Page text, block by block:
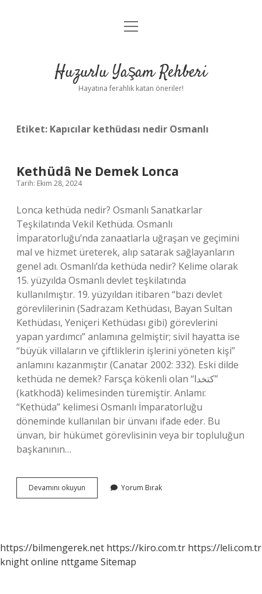
Anasayfa
Yasal Uyarı
menüyü
Huzurlu Yaşam Rehberi
Hayatına ferahlık katan öneriler!
Etiket: Kapıcılar kethüdası nedir Osmanlı
Kethüdâ Ne Demek Lonca
Tarih: Ekim 28, 2024
Lonca kethüda nedir? Osmanlı Sanatkarlar
Teşkilatında Vekil Kethüda. Osmanlı
İmparatorluğu’nda zanaatlarla uğraşan ve geçimini
mal ve hizmet üreterek, alıp satarak sağlayanların
genel adı. Osmanlı’da kethüda nedir? Kelime olarak
15. yüzyılda Osmanlı devlet teşkilatında
kullanılmıştır. 19. yüzyıldan itibaren “bazı devlet
görevlilerinin (Sadrazam Kethüdası, Bayan Sultan
Kethüdası, Yeniçeri Kethüdası gibi) görevlerini
yapan yardımcı” anlamına gelmiştir; sivil hayatta ise
“büyük villaların ve çiftliklerin işlerini yöneten kişi”
anlamını kazanmıştır (Canatar 2002: 332). Eski dilde
kethüda ne demek? Farsça kökenli olan “کتخدا”
(katkhodā) kelimesinden türemiştir. Anlamı:
“Kethüda” kelimesi Osmanlı İmparatorluğu
döneminde kullanılan bir ünvanı ifade eder. Bu
ünvan, bir hükümet görevlisinin veya bir topluluğun
başkanının…
Devamını okuyun Kethüdâ
Ne
Yorum Bırak
https://bilmengerek.net https://kiro.com.tr https://leli.com.tr
knight online nttgame Sitemap